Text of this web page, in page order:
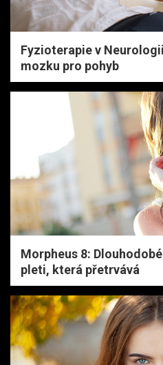
Fyzioterapie v
mozku pro pohyb
Morpheus 8:
pleti, která přetrvává